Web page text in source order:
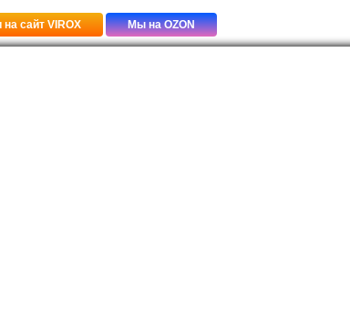
на сайт VIROX Мы на OZON